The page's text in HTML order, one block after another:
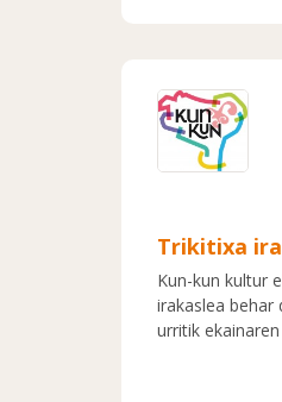
Trikitixa
Kun-kun kultur
irakaslea behar
urritik ekainaren